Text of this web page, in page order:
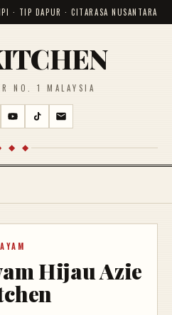
· TIP DAPUR · CITARASA NUSANTARA
NO. 1 MALAYSIA
◆ ◆
AYAM
Hijau Azie